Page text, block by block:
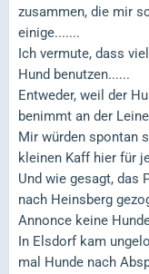
zusammen, die mir
einige.......
Ich vermute, dass
Hund benutzen......
Entweder, weil der
benimmt an der
Mir würden spontan
kleinen Kaff hier für
Und wie gesagt, das
nach Heinsberg
Annonce keine
In Elsdorf kam
mal Hunde nach